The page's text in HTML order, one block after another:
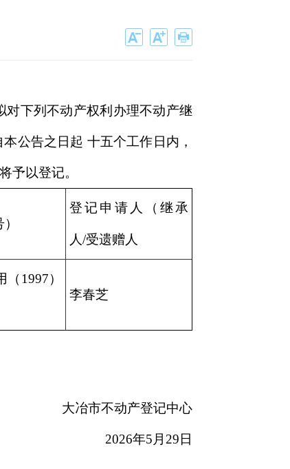
下列不动产权利办理不动产继
公告之日起 十五个工作日内，
予以登记。
登记申请人（继承
人/受遗赠人
1997）
李春芝
大冶市不动产登记中心
2026年5月29日